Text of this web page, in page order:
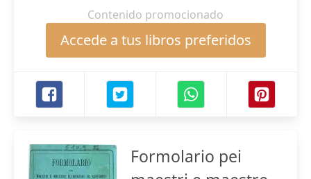
Contenido promocionado
Accede a tus libros preferidos
Formolario pei